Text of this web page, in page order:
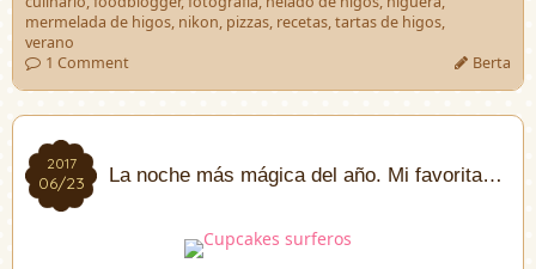
mermelada de higos, nikon, pizzas, recetas,tartas de higos,
verano
1 Comment
Berta
2017
06/23
2017
06/23 La noche más mágica del año. Mi favorita…